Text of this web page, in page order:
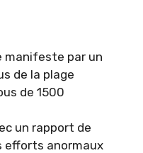
manifeste par un
de la plage
de 1500
un rapport de
efforts anormaux